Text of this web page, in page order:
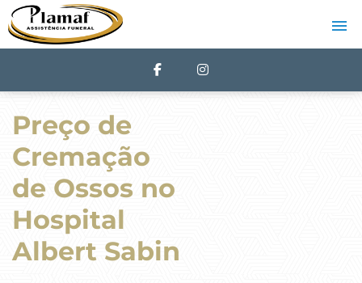
Preço de
Cremação
de Ossos no
Hospital
Albert Sabin